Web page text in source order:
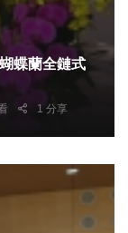
1 分享